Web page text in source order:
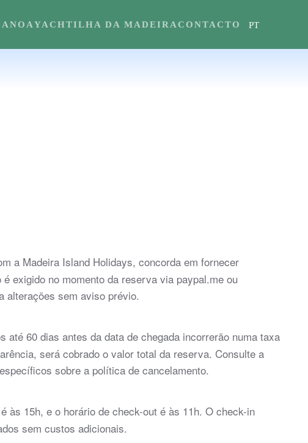
YACHTILHA DA MADEIRACONTACTO PT
a Madeira Island Holidays, concorda em fornecer
exigido no momento da reserva via paypal.me ou
alterações sem aviso prévio.
até 60 dias antes da data de chegada incorrerão numa taxa
será cobrado o valor total da reserva. Consulte a
sobre a política de cancelamento.
às 15h, e o horário de check-out é às 11h. O check-in
sem custos adicionais.